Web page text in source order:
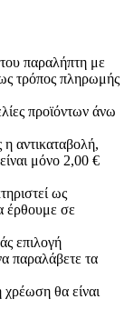
παραλήπτη με
τρόπος πληρωμής
προϊόντων άνω
αντικαταβολή,
μόνο 2,00 €
ως
έρθουμε σε
επιλογή
παραλάβετε τα
θα είναι